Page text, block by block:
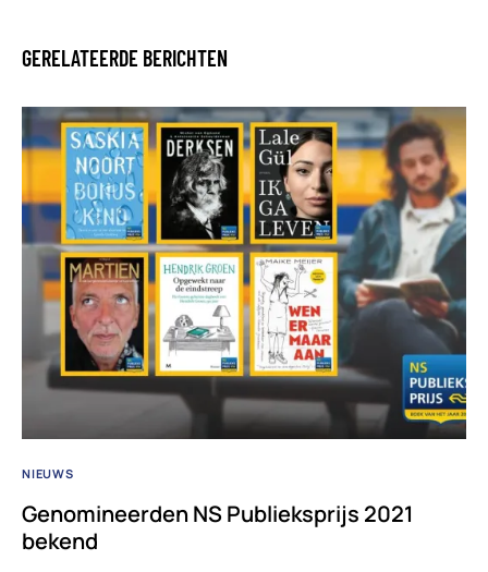
GERELATEERDE BERICHTEN
NIEUWS
Genomineerden NS Publieksprijs 2021
bekend